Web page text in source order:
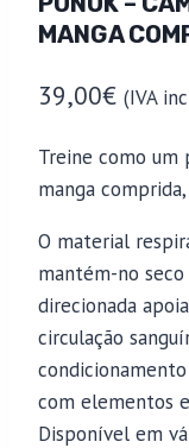
MANGA
39,00€ (IVA
Treine como um
manga
O material
mantém-no
direcionada
circulação
com elementos
Disponível em